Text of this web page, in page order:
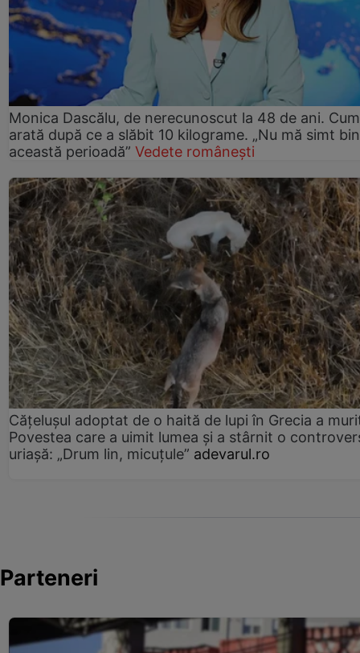
Monica Dascălu, de nerecunoscut la 48 de ani. Cum
arată după ce a slăbit 10 kilograme. „Nu mă simt
această perioadă” Vedete românești
Cățelușul adoptat de o haită de lupi în Grecia a
Povestea care a uimit lumea și a stârnit o
uriașă: „Drum lin, micuțule” adevarul.ro
Parteneri